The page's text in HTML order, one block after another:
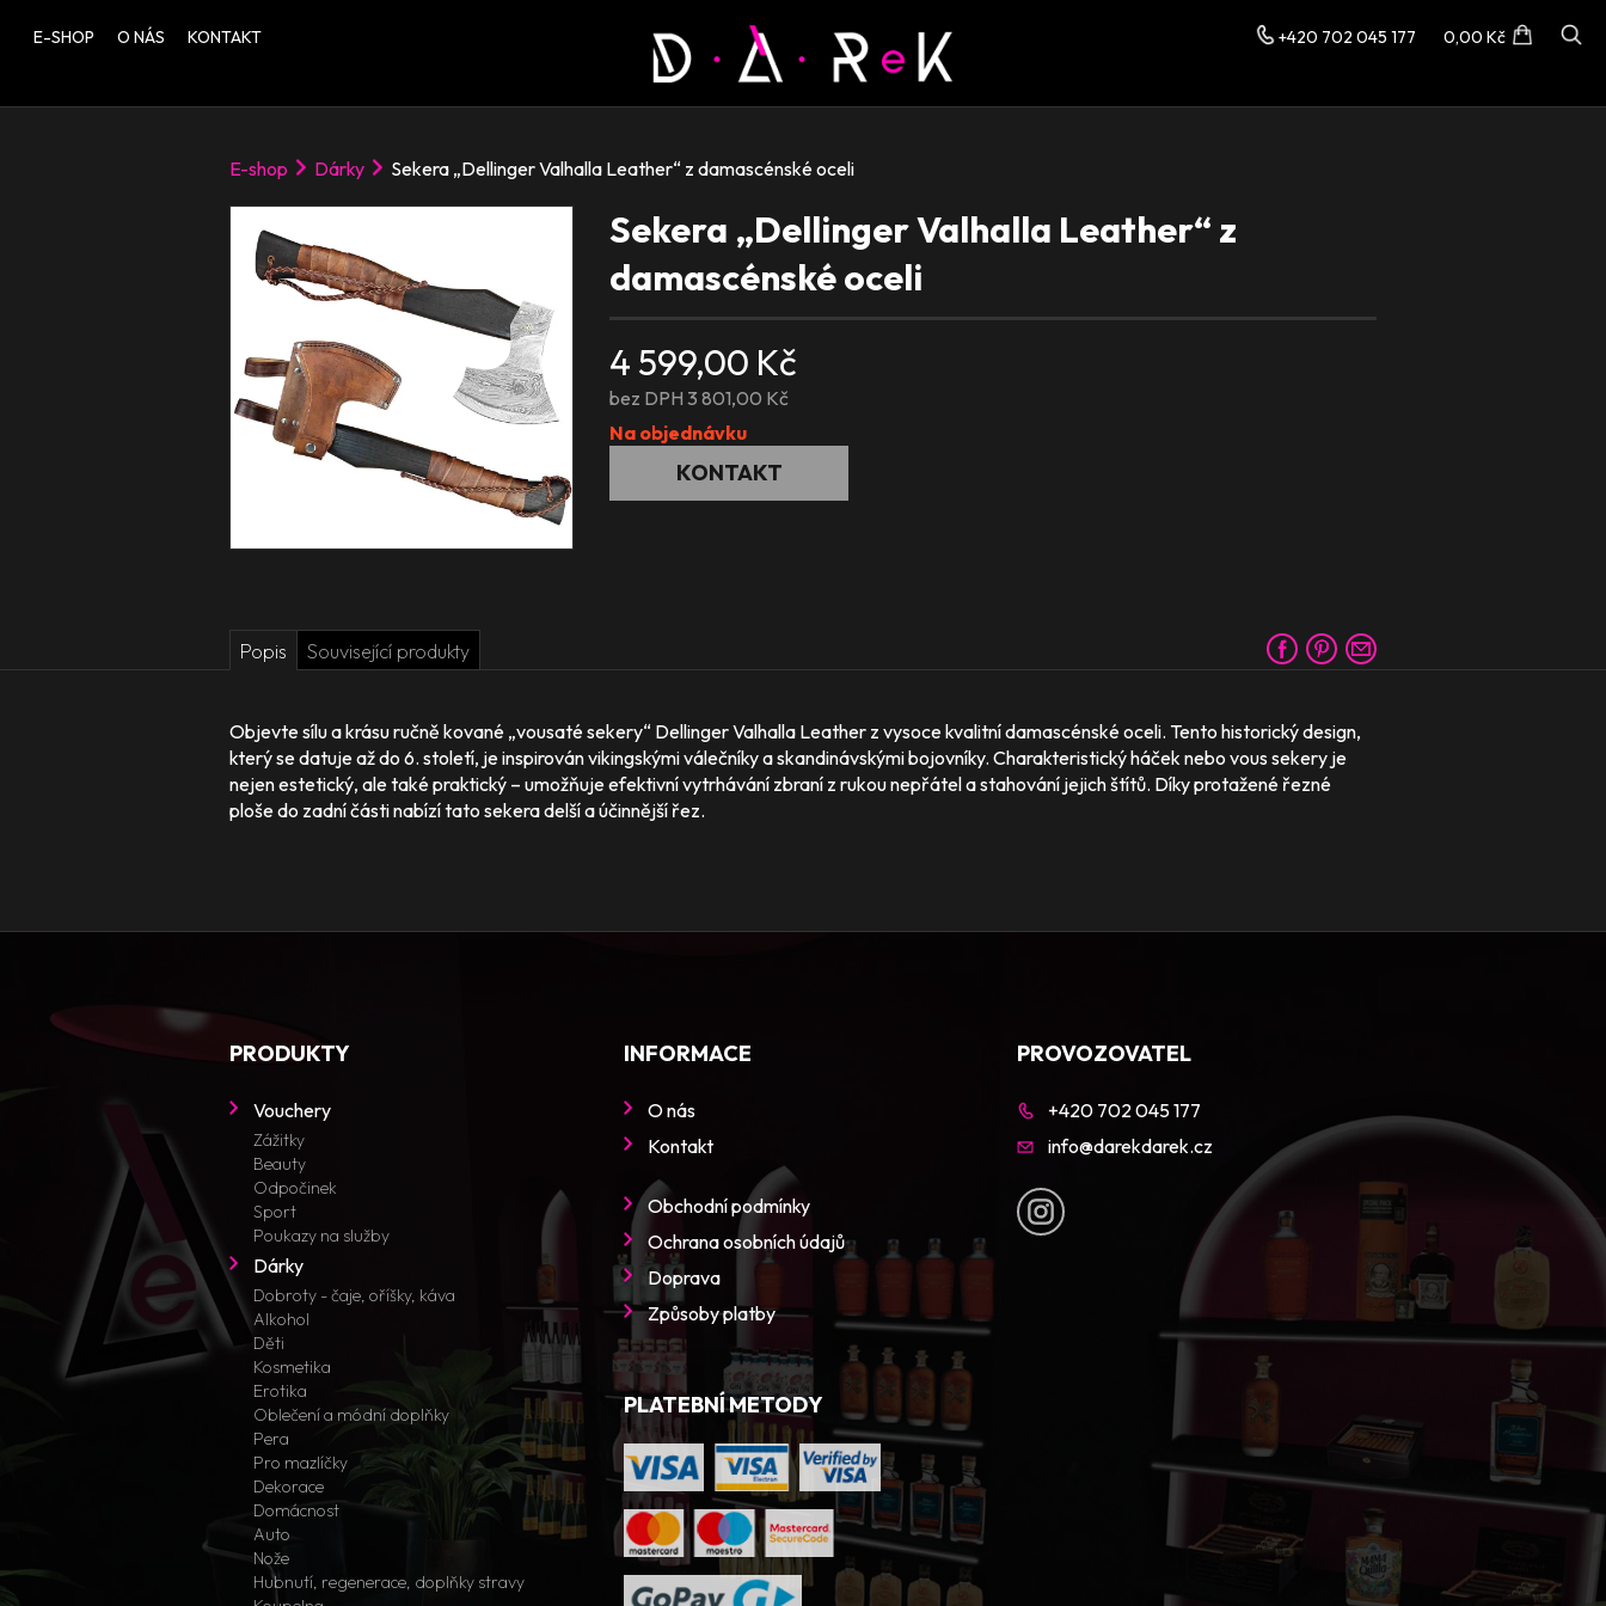
E-SHOP O NÁS KONTAKT +420 702 045 177 0,00 Kč
E-shop Dárky Sekera „Dellinger Valhalla Leather“ z damascénské oceli
Sekera „Dellinger Valhalla Leather“ z
damascénské oceli
4 599,00 Kč
bez DPH 3 801,00 Kč
Na objednávku
KONTAKT
Popis Související produkty
Objevte sílu a krásu ručně kované „vousaté sekery“ Dellinger Valhalla Leather z vysoce kvalitní damascénské oceli. Tento historický design,
který se datuje až do 6. století, je inspirován vikingskými válečníky a skandinávskými bojovníky. Charakteristický háček nebo vous sekery je
nejen estetický, ale také praktický – umožňuje efektivní vytrhávání zbraní z rukou nepřátel a stahování jejich štítů. Díky protažené řezné
ploše do zadní části nabízí tato sekera delší a účinnější řez.
PRODUKTY
Vouchery
Zážitky
Beauty
Odpočinek
Sport
Poukazy na služby
Dárky
Dobroty - čaje, oříšky, káva
Alkohol
Děti
Kosmetika
Erotika
Oblečení a módní doplňky
Pera
Pro mazlíčky
Dekorace
Domácnost
Auto
Nože
Hubnutí, regenerace, doplňky stravy
INFORMACE
O nás
Kontakt
Obchodní podmínky
Ochrana osobních údajů
Doprava
Způsoby platby
PLATEBNÍ METODY
PROVOZOVATEL
+420 702 045 177
info@darekdarek.cz